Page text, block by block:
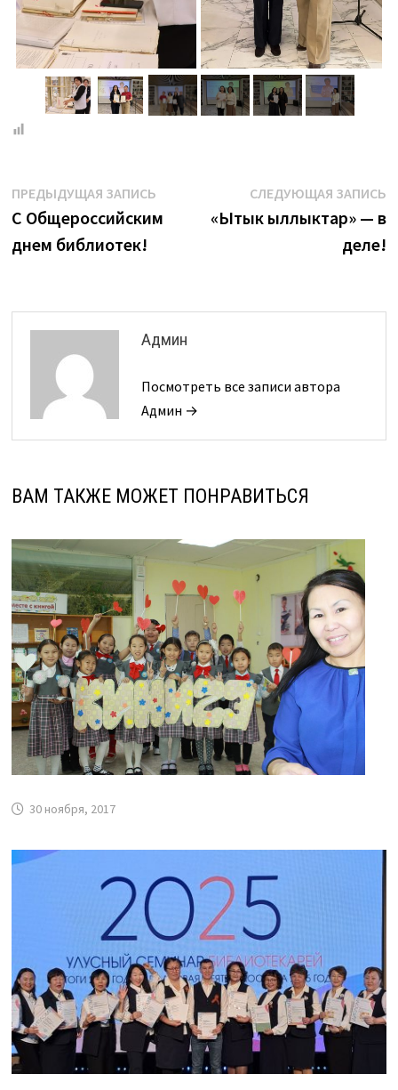
Навигация
по
записям
ПРЕДЫДУЩАЯ ЗАПИСЬПредыдущая
запись:
С Общероссийским
днем библиотек!
СЛЕДУЮЩАЯ ЗАПИСЬ
«Ытык ыллыктар» — в
деле!
Админ
Посмотреть все записи автора
Админ →
ВАМ ТАКЖЕ МОЖЕТ ПОНРАВИТЬСЯ
30 ноября, 2017